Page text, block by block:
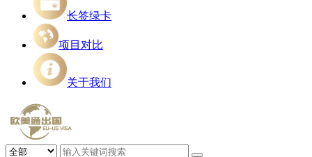
长签绿卡
项目对比
关于我们